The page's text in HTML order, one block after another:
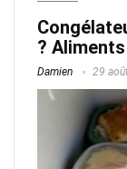
?
Damien 29